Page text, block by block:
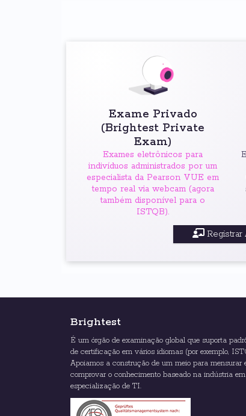
Exame Privado
(Brightest Private
Exam)
Exames eletrônicos para
indivíduos administrados por um
especialista da Pearson VUE em
tempo real via webcam (agora
também disponível para o
ISTQB).
Registrar
Brightest
É um órgão de examinação global que suporta
de certificação em vários idiomas (por exemplo,
Apoiamos a construção de um meio para mensurar
comprovar o conhecimento baseado na indústria
especialização de TI.